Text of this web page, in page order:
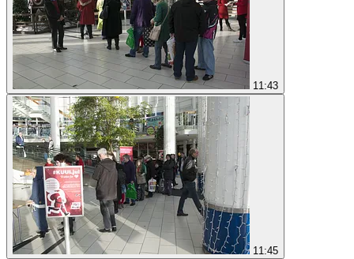
11:43
11:45